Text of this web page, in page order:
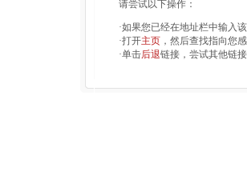
请尝试以下操作：
·如果您已经在地址栏中输入
·打开主页 ，然后查找指向您
·单击后退链接，尝试其他链